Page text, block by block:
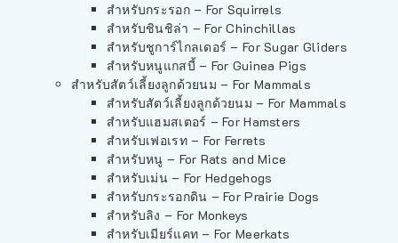
สำหรับกระรอก – For Squirrels
สำหรับชินชิล่า – For Chinchillas
สำหรับชูการ์ไกลเดอร์ – For Sugar Gliders
สำหรับหนูแกสบี้ – For Guinea Pigs
สำหรับสัตว์เลี้ยงลูกด้วยนม – For Mammals
สำหรับสัตว์เลี้ยงลูกด้วยนม – For Mammals
สำหรับแฮมสเตอร์ – For Hamsters
สำหรับเฟอเรท – For Ferrets
สำหรับหนู – For Rats and Mice
สำหรับเม่น – For Hedgehogs
สำหรับกระรอกดิน – For Prairie Dogs
สำหรับลิง – For Monkeys
สำหรับเมียร์แคท – For Meerkats